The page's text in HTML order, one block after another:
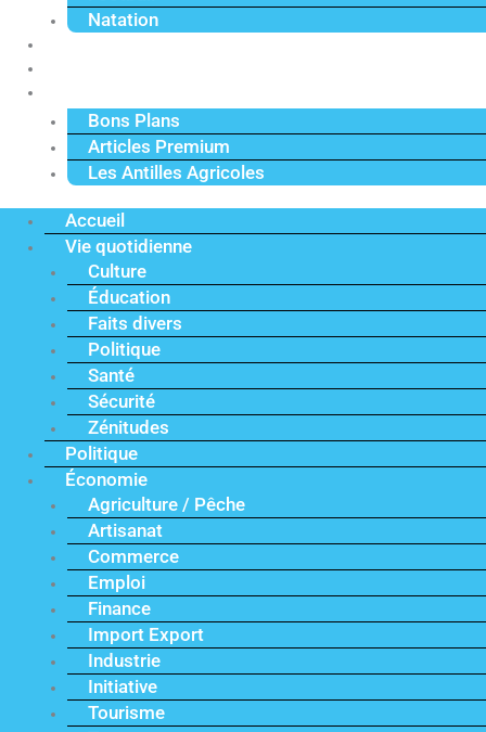
Natation
Bons Plans
Articles Premium
Les Antilles Agricoles
Accueil
Vie quotidienne
Culture
Éducation
Faits divers
Politique
Santé
Sécurité
Zénitudes
Politique
Économie
Agriculture / Pêche
Artisanat
Commerce
Emploi
Finance
Import Export
Industrie
Initiative
Tourisme